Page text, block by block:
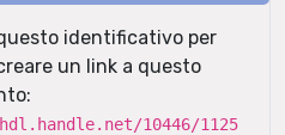
identificativo per
un link a questo
10446/1125